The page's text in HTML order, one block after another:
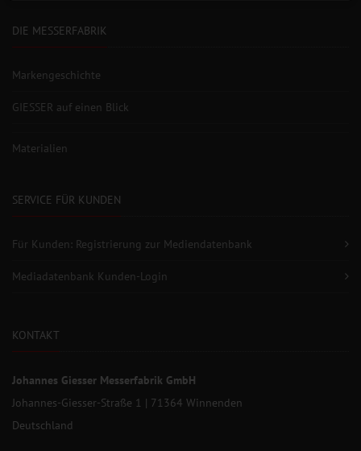
DIE MESSERFABRIK
Markengeschichte
GIESSER auf einen Blick
Materialien
SERVICE FÜR KUNDEN
Für Kunden: Registrierung zur Mediendatenbank
Mediadatenbank Kunden-Login
KONTAKT
Johannes Giesser Messerfabrik GmbH
Johannes-Giesser-Straße 1 | 71364 Winnenden
Deutschland